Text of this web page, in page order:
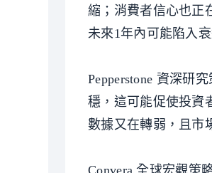
縮；消費者信心也正
未來1年內可能陷入
Pepperstone 資深研
穩，這可能促使投資
數據又在轉弱，且市
Convera 全球宏觀策